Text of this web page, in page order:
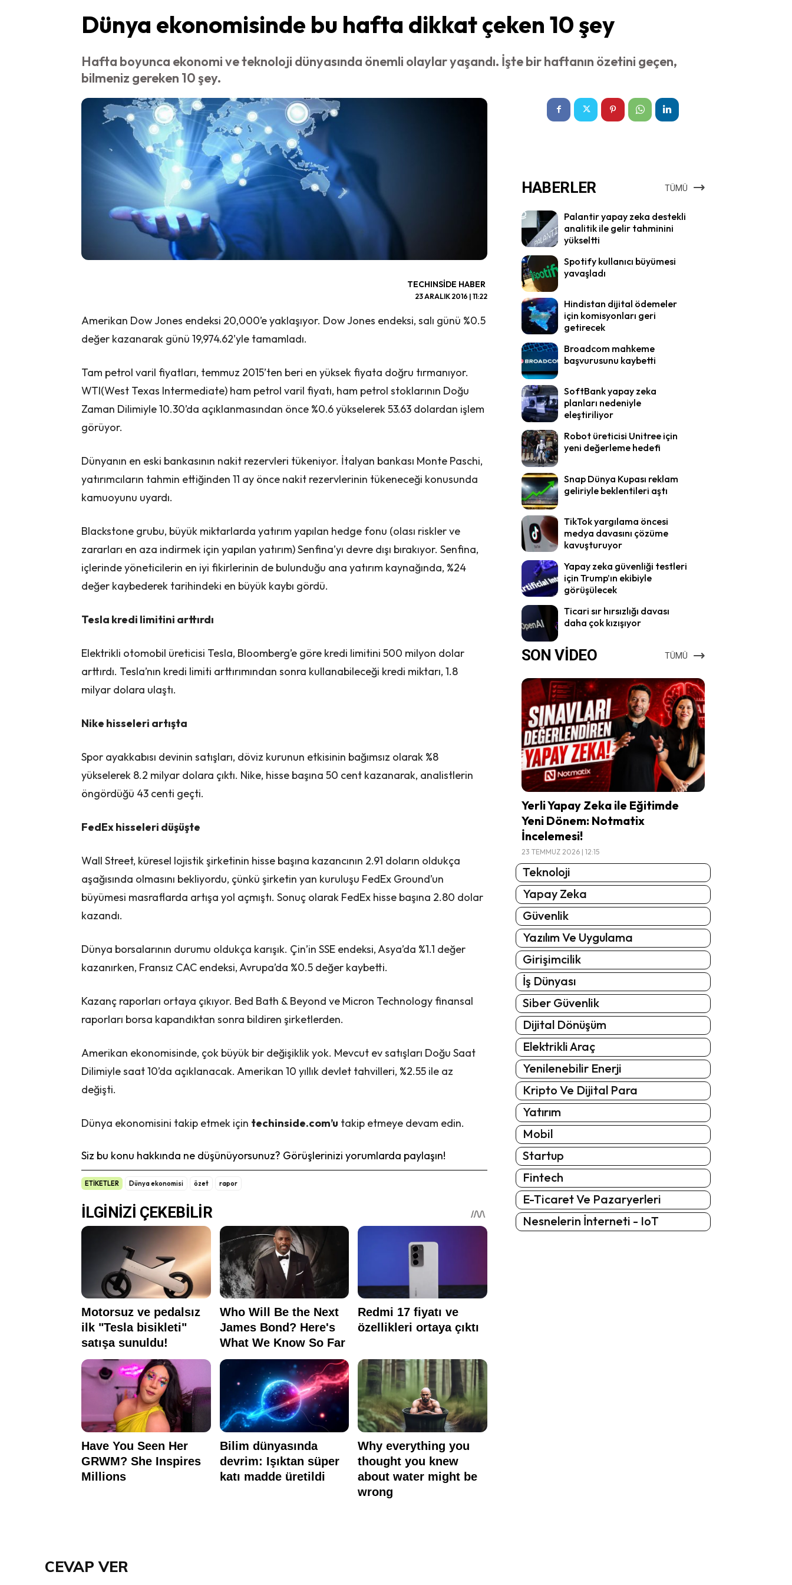
Dünya ekonomisinde bu hafta dikkat çeken 10 şey
Hafta boyunca ekonomi ve teknoloji dünyasında önemli olaylar yaşandı. İşte bir haftanın özetini geçen,
bilmeniz gereken 10 şey.
TECHINSIDE HABER
23 ARALIK 2016 | 11:22
Amerikan Dow Jones endeksi 20,000’e yaklaşıyor. Dow Jones endeksi, salı günü %0.5
değer kazanarak günü 19,974.62’yle tamamladı.
Tam petrol varil fiyatları, temmuz 2015’ten beri en yüksek fiyata doğru tırmanıyor.
WTI(West Texas Intermediate) ham petrol varil fiyatı, ham petrol stoklarının Doğu
Zaman Dilimiyle 10.30’da açıklanmasından önce %0.6 yükselerek 53.63 dolardan işlem
görüyor.
Dünyanın en eski bankasının nakit rezervleri tükeniyor. İtalyan bankası Monte Paschi,
yatırımcıların tahmin ettiğinden 11 ay önce nakit rezervlerinin tükeneceği konusunda
kamuoyunu uyardı.
Blackstone grubu, büyük miktarlarda yatırım yapılan hedge fonu (olası riskler ve
zararları en aza indirmek için yapılan yatırım) Senfina’yı devre dışı bırakıyor. Senfina,
içlerinde yöneticilerin en iyi fikirlerinin de bulunduğu ana yatırım kaynağında, %24
değer kaybederek tarihindeki en büyük kaybı gördü.
Tesla kredi limitini arttırdı
Elektrikli otomobil üreticisi Tesla, Bloomberg’e göre kredi limitini 500 milyon dolar
arttırdı. Tesla’nın kredi limiti arttırımından sonra kullanabileceği kredi miktarı, 1.8
milyar dolara ulaştı.
Nike hisseleri artışta
Spor ayakkabısı devinin satışları, döviz kurunun etkisinin bağımsız olarak %8
yükselerek 8.2 milyar dolara çıktı. Nike, hisse başına 50 cent kazanarak, analistlerin
öngördüğü 43 centi geçti.
FedEx hisseleri düşüşte
Wall Street, küresel lojistik şirketinin hisse başına kazancının 2.91 doların oldukça
aşağısında olmasını bekliyordu, çünkü şirketin yan kuruluşu FedEx Ground’un
büyümesi masraflarda artışa yol açmıştı. Sonuç olarak FedEx hisse başına 2.80 dolar
kazandı.
Dünya borsalarının durumu oldukça karışık. Çin’in SSE endeksi, Asya’da %1.1 değer
kazanırken, Fransız CAC endeksi, Avrupa’da %0.5 değer kaybetti.
Kazanç raporları ortaya çıkıyor. Bed Bath & Beyond ve Micron Technology finansal
raporları borsa kapandıktan sonra bildiren şirketlerden.
Amerikan ekonomisinde, çok büyük bir değişiklik yok. Mevcut ev satışları Doğu Saat
Dilimiyle saat 10’da açıklanacak. Amerikan 10 yıllık devlet tahvilleri, %2.55 ile az
değişti.
Dünya ekonomisini takip etmek için techinside.com’u takip etmeye devam edin.
Siz bu konu hakkında ne düşünüyorsunuz? Görüşlerinizi yorumlarda paylaşın!
ETİKETLER Dünya ekonomisi özet rapor
HABERLER TÜMÜ
Palantir yapay zeka destekli
analitik ile gelir tahminini
yükseltti
Spotify kullanıcı büyümesi
yavaşladı
Hindistan dijital ödemeler
için komisyonları geri
getirecek
Broadcom mahkeme
başvurusunu kaybetti
SoftBank yapay zeka
planları nedeniyle
eleştiriliyor
Robot üreticisi Unitree için
yeni değerleme hedefi
Snap Dünya Kupası reklam
geliriyle beklentileri aştı
TikTok yargılama öncesi
medya davasını çözüme
kavuşturuyor
Yapay zeka güvenliği testleri
için Trump’ın ekibiyle
görüşülecek
Ticari sır hırsızlığı davası
daha çok kızışıyor
SON VİDEO TÜMÜ
Yerli Yapay Zeka ile Eğitimde
Yeni Dönem: Notmatix
İncelemesi!
23 TEMMUZ 2026 | 12:15
Teknoloji
Yapay Zeka
Güvenlik
Yazılım Ve Uygulama
Girişimcilik
İş Dünyası
Siber Güvenlik
Dijital Dönüşüm
Elektrikli Araç
Yenilenebilir Enerji
Kripto Ve Dijital Para
Yatırım
Mobil
Startup
Fintech
E-Ticaret Ve Pazaryerleri
Nesnelerin İnterneti - IoT
CEVAP VER